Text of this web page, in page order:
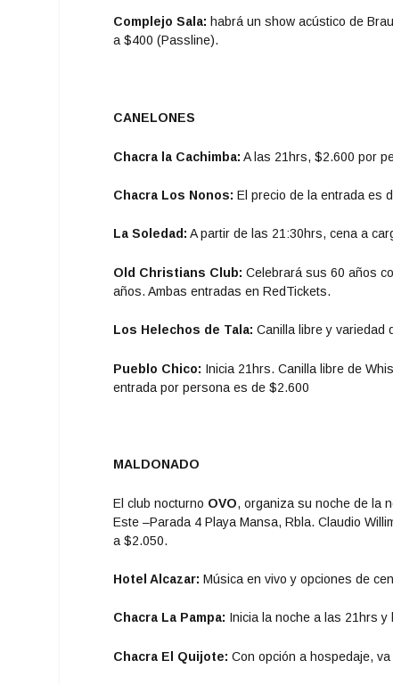
Complejo Sala: habrá un show acústico de
a $400 (Passline).
CANELONES
Chacra la Cachimba: A las 21hrs, $2.600 por
Chacra Los Nonos: El precio de la entrada es
La Soledad: A partir de las 21:30hrs, cena a
Old Christians Club: Celebrará sus 60 años
años. Ambas entradas en RedTickets.
Los Helechos de Tala: Canilla libre y
Pueblo Chico: Inicia 21hrs. Canilla libre de
entrada por persona es de $2.600
MALDONADO
El club nocturno OVO, organiza su noche de la
Este –Parada 4 Playa Mansa, Rbla. Claudio
a $2.050.
Hotel Alcazar: Música en vivo y opciones de
Chacra La Pampa: Inicia la noche a las 21hrs
Chacra El Quijote: Con opción a hospedaje,